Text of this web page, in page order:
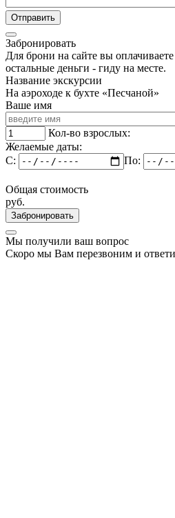
Забронировать
Для брони на сайте вы
остальные деньги - гиду на месте.
Название экскурсии
На аэроходе к бухте «Песчаной»
Ваше имя
Кол-во взрослых:
Желаемые даты:
C:
По:
Общая стоимость
руб.
Забронировать
Мы получили ваш вопрос
Скоро мы Вам перезвоним и